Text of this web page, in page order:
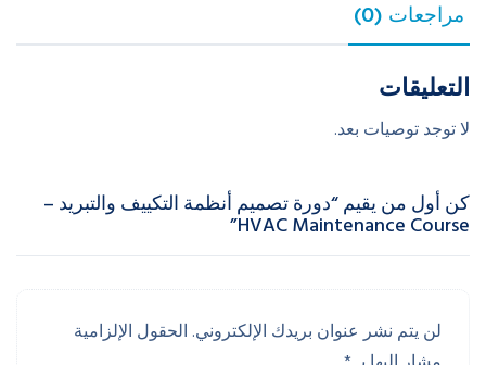
مراجعات (0)
التعليقات
لا توجد توصيات بعد.
كن أول من يقيم “دورة تصميم أنظمة التكييف والتبريد –
HVAC Maintenance Course”
لن يتم نشر عنوان بريدك الإلكتروني.الحقول الإلزامية